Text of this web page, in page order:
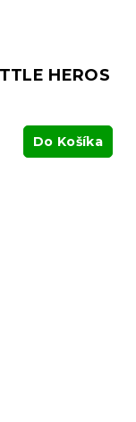
HEROS
Do Košíka